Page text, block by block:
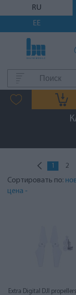
RU
EE
1 2
Сортировать по:
цена -
Extra Digital DJI